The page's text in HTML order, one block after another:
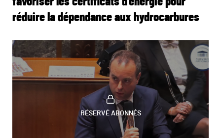
réduire la dépendance aux hydrocarbures
RÉSERVÉ ABONNÉS